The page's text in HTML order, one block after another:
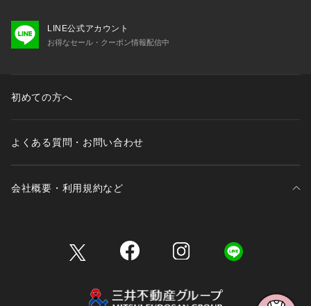
LINE公式アカウント
お得なセール・クーポン情報配信中
初めての方へ
よくある質問・お問い合わせ
会社概要・利用規約など